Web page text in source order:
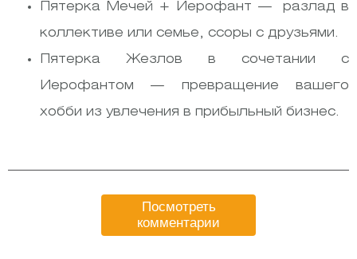
Пятерка Мечей + Иерофант — разлад в
коллективе или семье, ссоры с друзьями.
Пятерка Жезлов в сочетании с
Иерофантом — превращение вашего
хобби из увлечения в прибыльный бизнес.
Посмотреть
комментарии